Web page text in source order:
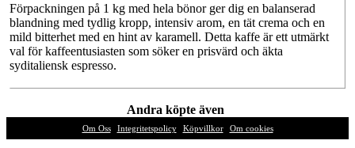
Förpackningen på 1 kg med hela bönor ger dig en balanserad
blandning med tydlig kropp, intensiv arom, en tät crema och en
mild bitterhet med en hint av karamell. Detta kaffe är ett utmärkt
val för kaffeentusiasten som söker en prisvärd och äkta
syditaliensk espresso.
Andra köpte även
Om Oss| Integritetspolicy| Köpvillkor| Om cookies